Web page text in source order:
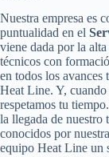
Nuestra empresa es
puntualidad en el
viene dada por la
técnicos con
en todos los avances
Heat Line. Y,
respetamos tu
la llegada de nuestro
conocidos por
equipo Heat Line un